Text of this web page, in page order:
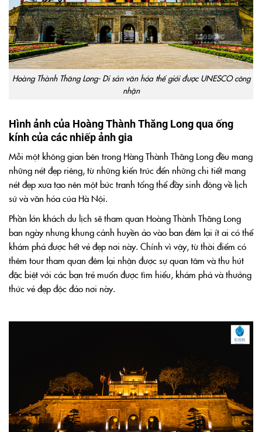
Hoàng Thành Thăng Long- Di sản văn hóa thế giới được UNESCO công
nhận
Hình ảnh của Hoàng Thành Thăng Long qua ống
kính của các nhiếp ảnh gia
Mỗi một không gian bên trong Hàng Thành Thăng Long đều mang
những nét đẹp riêng, từ những kiến trúc đến những chi tiết mang
nét đẹp xưa tạo nên một bức tranh tổng thể đầy sinh động về lịch
sử và văn hóa của Hà Nội.
Phần lớn khách du lịch sẽ tham quan Hoàng Thành Thăng Long
ban ngày nhưng khung cảnh huyền ảo vào ban đêm lại ít ai có thể
khám phá được hết vẻ đẹp nơi này. Chính vì vậy, từ thời điểm có
thêm tour tham quan đêm lại nhận được sự quan tâm và thu hút
đặc biệt với các bạn trẻ muốn được tìm hiểu, khám phá và thưởng
thức vẻ đẹp độc đáo nơi này.